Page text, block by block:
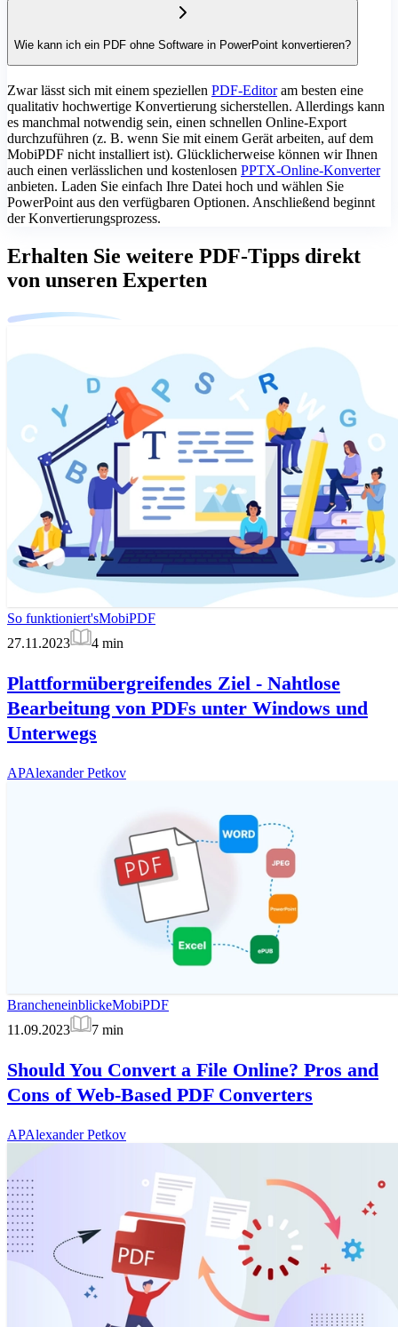
Wie kann ich ein PDF ohne Software in PowerPoint konvertieren?
Zwar lässt sich mit einem speziellen PDF-Editoram besten eine
qualitativ hochwertige Konvertierung sicherstellen. Allerdings kann
es manchmal notwendig sein, einen schnellen Online-Export
durchzuführen (z. B. wenn Sie mit einem Gerät arbeiten, auf dem
MobiPDF nicht installiert ist). Glücklicherweise können wir Ihnen
auch einen verlässlichen und kostenlosen PPTX-Online-Konverter
anbieten. Laden Sie einfach Ihre Datei hoch und wählen Sie
PowerPoint aus den verfügbaren Optionen. Anschließend beginnt
der Konvertierungsprozess.
Erhalten Sie weitere PDF-Tipps direkt
von unseren Experten
So funktioniert'sMobiPDF
27.11.2023
4 min
Plattformübergreifendes Ziel - Nahtlose
Bearbeitung von PDFs unter Windows und
Unterwegs
APAlexander Petkov
BrancheneinblickeMobiPDF
11.09.2023
7 min
Should You Convert a File Online? Pros and
Cons of Web-Based PDF Converters
APAlexander Petkov